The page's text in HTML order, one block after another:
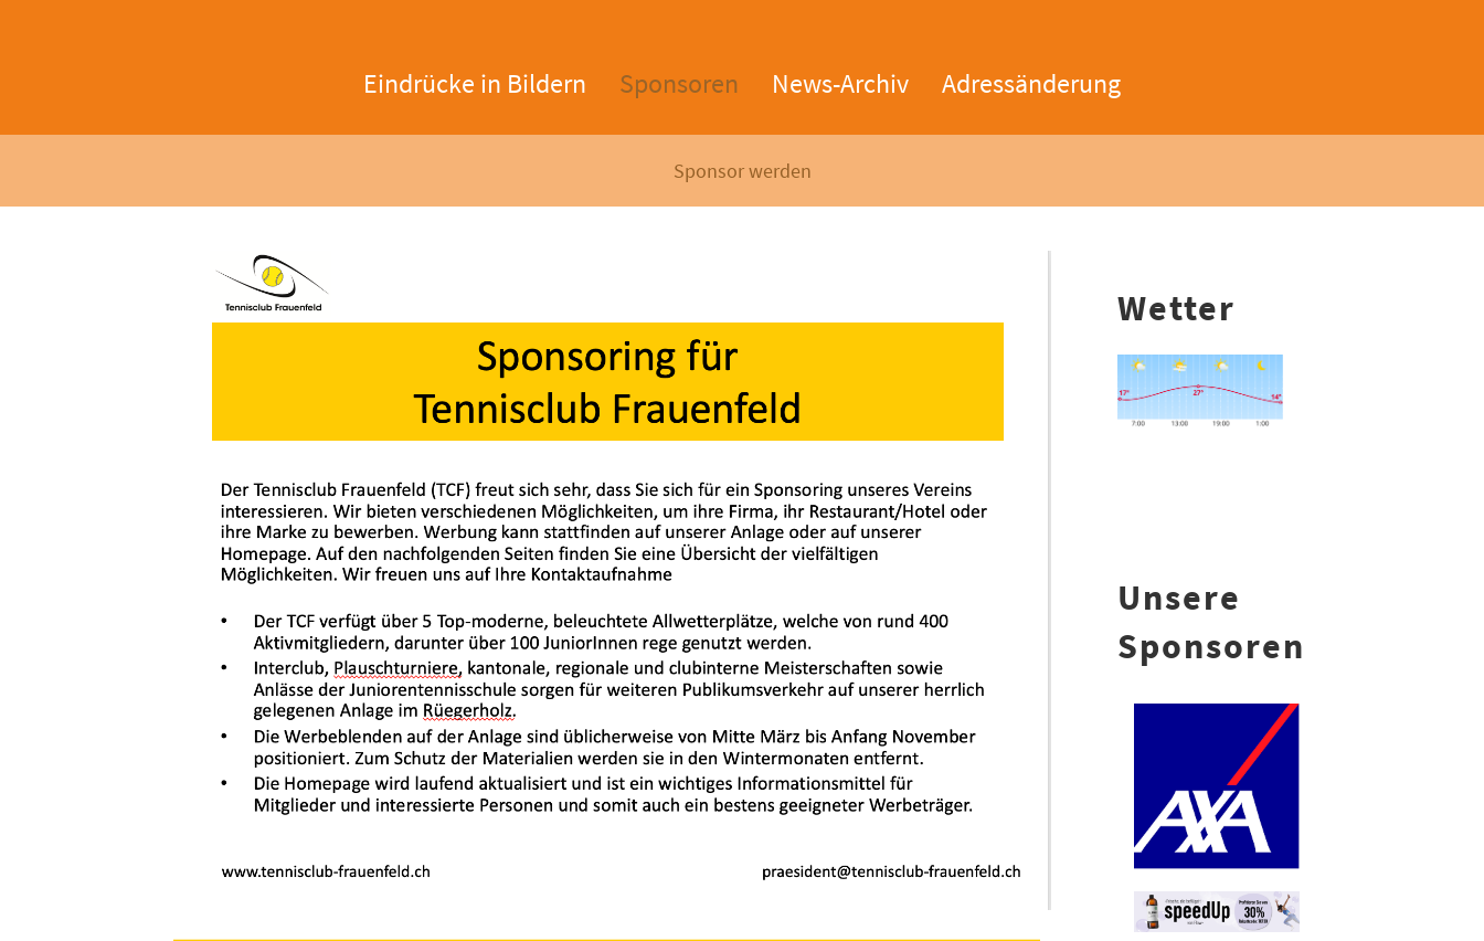
Eindrücke in Bildern Sponsoren News-Archiv Adressänderung
Sponsor werden
Wetter
Unsere
Sponsoren